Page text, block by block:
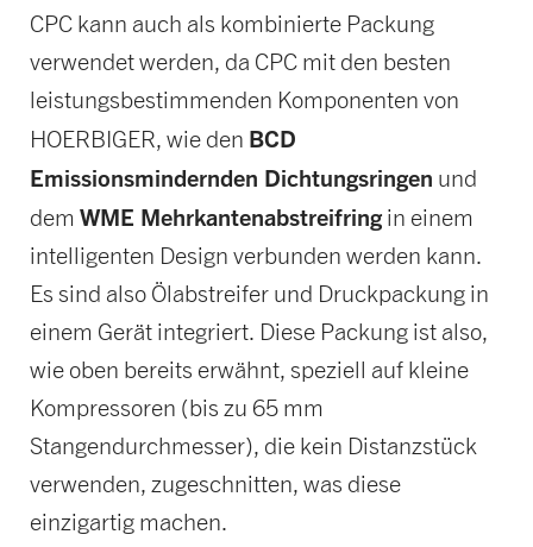
CPC kann auch als kombinierte Packung
verwendet werden, da CPC mit den besten
leistungsbestimmenden Komponenten von
HOERBIGER, wie den BCD
Emissionsmindernden Dichtungsringen und
dem WME Mehrkantenabstreifringin einem
intelligenten Design verbunden werden kann.
Es sind also Ölabstreifer und Druckpackung in
einem Gerät integriert. Diese Packung ist also,
wie oben bereits erwähnt, speziell auf kleine
Kompressoren (bis zu 65 mm
Stangendurchmesser), die kein Distanzstück
verwenden, zugeschnitten, was diese
einzigartig machen.